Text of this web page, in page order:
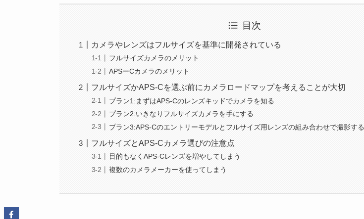
目次
カメラやレンズはフルサイズを基準に開発されている
フルサイズカメラのメリット
APSーCカメラのメリット
フルサイズかAPS-Cを選ぶ前にカメラロードマップを考えることが大切
プラン1:まずはAPS-Cのレンズキッドでカメラを知る
プラン2:いきなりフルサイズカメラを手にする
プラン3:APS-Cのエントリーモデルとフルサイズ用レンズの組み合わせで撮影する
フルサイズとAPS-Cカメラ選びの注意点
目的もなくAPS-Cレンズを増やしてしまう
複数のカメラメーカーを使ってしまう